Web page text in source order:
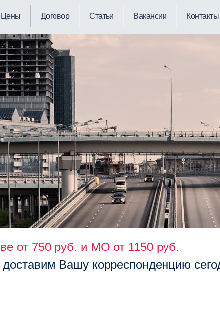
Цены Договор Статьи Вакансии Контакты
от 750 руб. и МО от 1150 руб.
Вашу корреспонденцию